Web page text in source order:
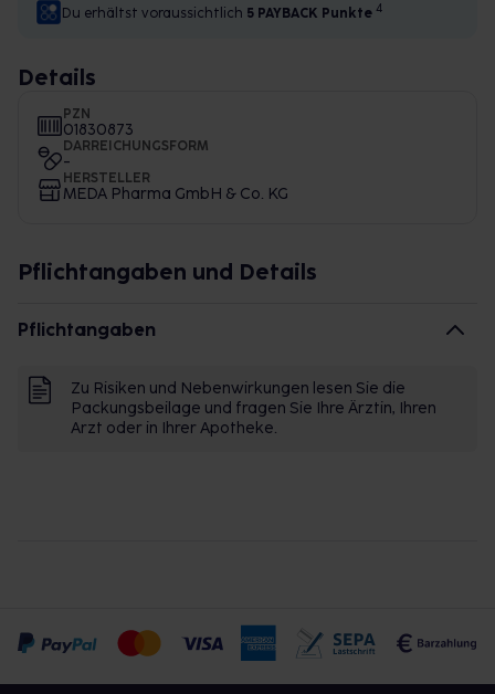
Du erhältst voraussichtlich 5 PAYBACK Punkte 4
Details
PZN
01830873
DARREICHUNGSFORM
-
HERSTELLER
MEDA Pharma GmbH & Co. KG
Pflichtangaben und Details
Pflichtangaben
Zu Risiken und Nebenwirkungen lesen Sie die
Packungsbeilage und fragen Sie Ihre Ärztin, Ihren
Arzt oder in Ihrer Apotheke.